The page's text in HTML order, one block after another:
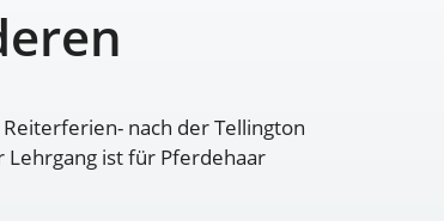
nach der Tellington
ist für Pferdehaar